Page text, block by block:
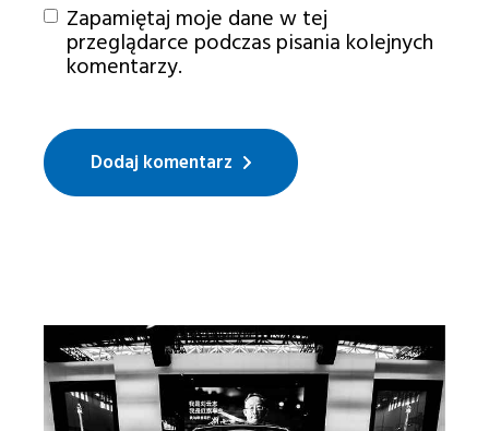
Zapamiętaj moje dane w tej
przeglądarce podczas pisania kolejnych
komentarzy.
Dodaj komentarz